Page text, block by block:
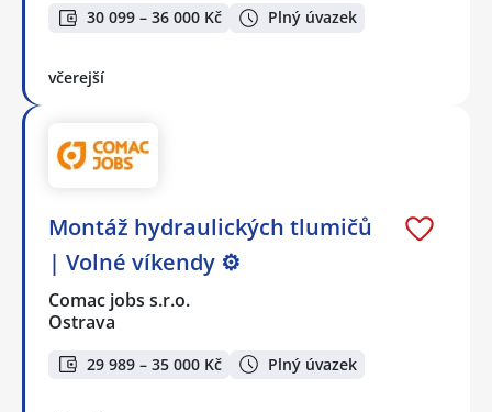
30 099 – 36 000 Kč Plný úvazek
včerejší
Montáž hydraulických tlumičů
| Volné víkendy ⚙️
Comac jobs s.r.o.
Ostrava
29 989 – 35 000 Kč Plný úvazek